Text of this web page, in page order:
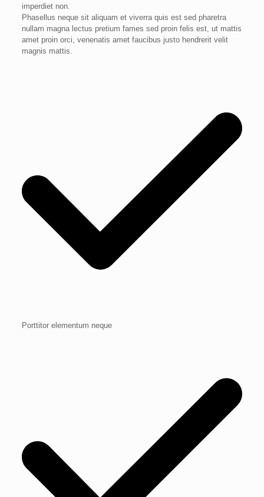
imperdiet non.
Phasellus neque sit aliquam et viverra quis est sed pharetra
nullam magna lectus pretium fames sed proin felis est, ut mattis
amet proin orci, venenatis amet faucibus justo hendrerit velit
magnis mattis.
Porttitor elementum neque